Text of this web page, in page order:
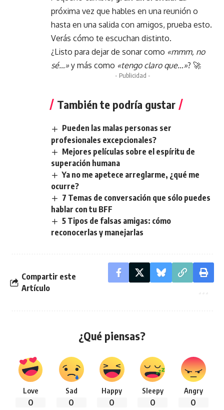
próxima vez que hables en una reunión o
hasta en una salida con amigos, prueba esto.
Verás cómo te escuchan distinto.
¿Listo para dejar de sonar como «mmm, no
sé…» y más como «tengo claro que…»? 🚀
- Publicidad -
También te podría gustar
Pueden las malas personas ser
profesionales excepcionales?
Mejores películas sobre el espíritu de
superación humana
Ya no me apetece arreglarme, ¿qué me
ocurre?
7 Temas de conversación que sólo puedes
hablar con tu BFF
5 Tipos de falsas amigas: cómo
reconocerlas y manejarlas
Compartir este
Artículo
¿Qué piensas?
Love
0
Sad
0
Happy
0
Sleepy
0
Angry
0